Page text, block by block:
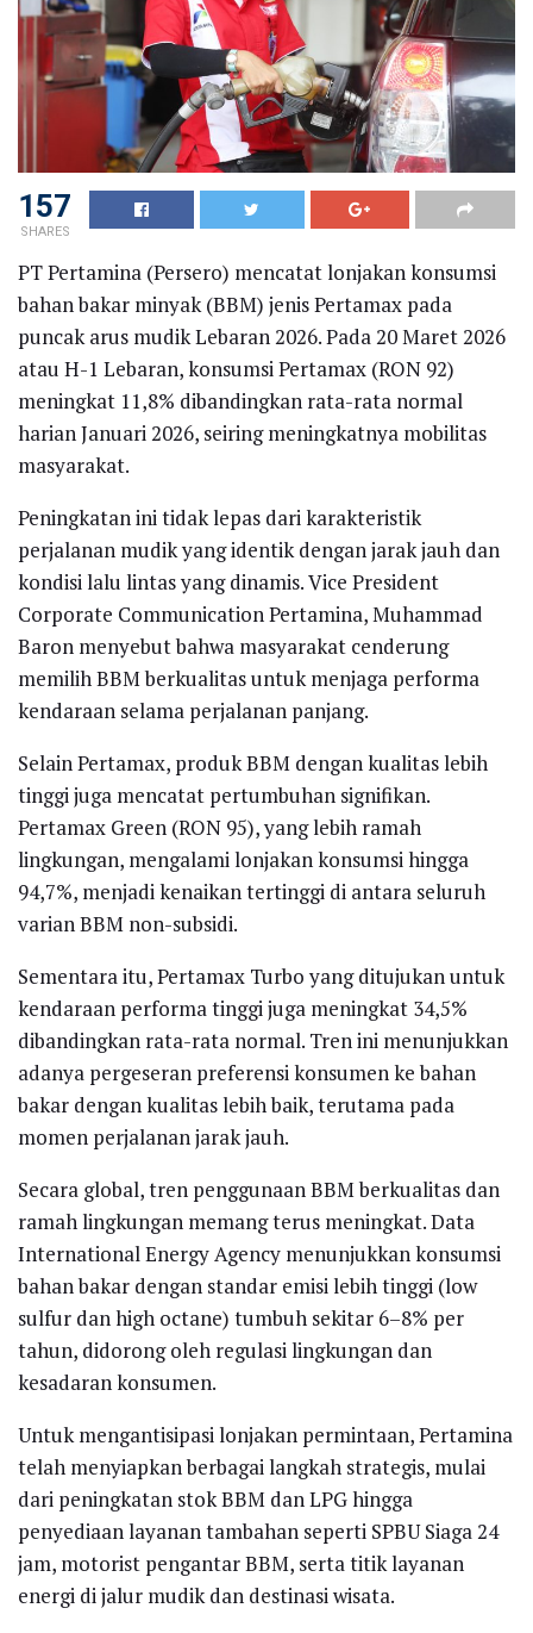
157
SHARES
PT Pertamina (Persero) mencatat lonjakan konsumsi
bahan bakar minyak (BBM) jenis Pertamax pada
puncak arus mudik Lebaran 2026. Pada 20 Maret 2026
atau H-1 Lebaran, konsumsi Pertamax (RON 92)
meningkat 11,8% dibandingkan rata-rata normal
harian Januari 2026, seiring meningkatnya mobilitas
masyarakat.
Peningkatan ini tidak lepas dari karakteristik
perjalanan mudik yang identik dengan jarak jauh dan
kondisi lalu lintas yang dinamis. Vice President
Corporate Communication Pertamina, Muhammad
Baron menyebut bahwa masyarakat cenderung
memilih BBM berkualitas untuk menjaga performa
kendaraan selama perjalanan panjang.
Selain Pertamax, produk BBM dengan kualitas lebih
tinggi juga mencatat pertumbuhan signifikan.
Pertamax Green (RON 95), yang lebih ramah
lingkungan, mengalami lonjakan konsumsi hingga
94,7%, menjadi kenaikan tertinggi di antara seluruh
varian BBM non-subsidi.
Sementara itu, Pertamax Turbo yang ditujukan untuk
kendaraan performa tinggi juga meningkat 34,5%
dibandingkan rata-rata normal. Tren ini menunjukkan
adanya pergeseran preferensi konsumen ke bahan
bakar dengan kualitas lebih baik, terutama pada
momen perjalanan jarak jauh.
Secara global, tren penggunaan BBM berkualitas dan
ramah lingkungan memang terus meningkat. Data
International Energy Agency menunjukkan konsumsi
bahan bakar dengan standar emisi lebih tinggi (low
sulfur dan high octane) tumbuh sekitar 6–8% per
tahun, didorong oleh regulasi lingkungan dan
kesadaran konsumen.
Untuk mengantisipasi lonjakan permintaan, Pertamina
telah menyiapkan berbagai langkah strategis, mulai
dari peningkatan stok BBM dan LPG hingga
penyediaan layanan tambahan seperti SPBU Siaga 24
jam, motorist pengantar BBM, serta titik layanan
energi di jalur mudik dan destinasi wisata.